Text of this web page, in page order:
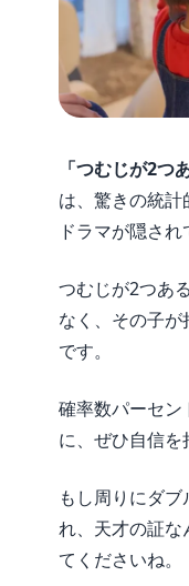
「つむじが2つ
は、驚きの統
ドラマが隠され
つむじが2つあ
なく、その子が
です。
確率数パーセン
に、ぜひ自信を
もし周りにダ
れ、天才の証
てくださいね。